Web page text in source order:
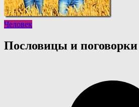
Человек
Пословицы и поговорки